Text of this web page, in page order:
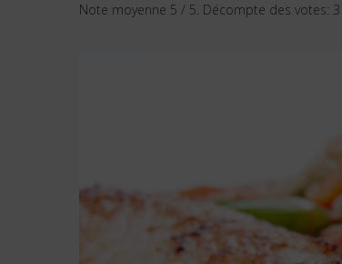
Note moyenne 5 / 5. Décompte des votes: 3